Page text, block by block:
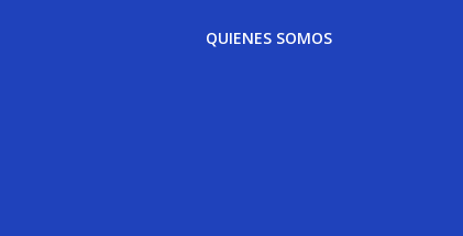
QUIENES SOMOS